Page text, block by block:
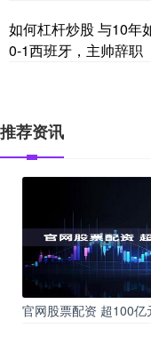
如何杠杆炒股 与10年
0-1西班牙，主帅辞职
推荐资讯
官网股票配资 超100亿